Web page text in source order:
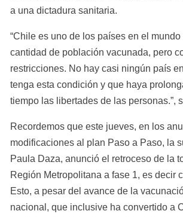
a una dictadura sanitaria.
“Chile es uno de los países en el
cantidad de población vacunada, pero
restricciones. No hay casi ningún país
tenga esta condición y que haya
tiempo las libertades de las personas.”,
Recordemos que este jueves, en los
modificaciones al plan Paso a Paso, la
Paula Daza, anunció el retroceso de la
Región Metropolitana a fase 1, es decir
Esto, a pesar del avance de la
nacional, que inclusive ha convertido a